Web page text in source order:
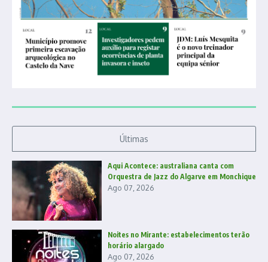
Últimas
Aqui Acontece: australiana canta com
Orquestra de Jazz do Algarve em Monchique
Ago 07, 2026
Noites no Mirante: estabelecimentos terão
horário alargado
Ago 07, 2026